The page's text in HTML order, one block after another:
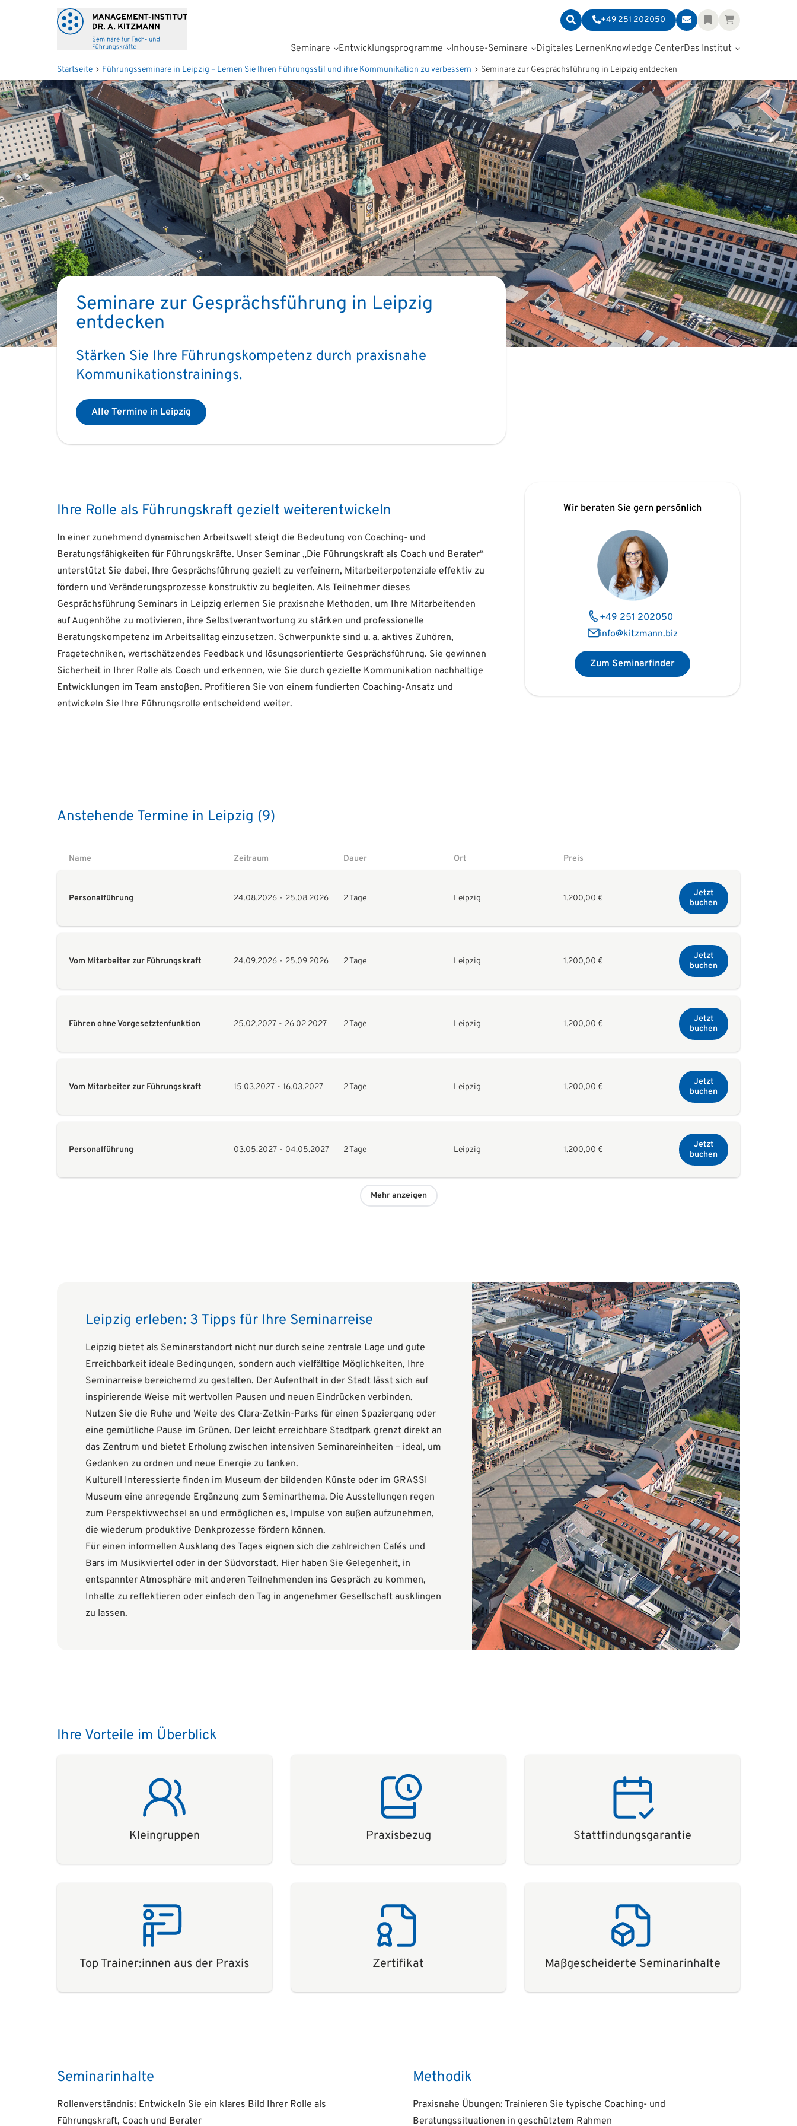
+49 251 202050
Seminare Entwicklungsprogramme Inhouse-Seminare Digitales LernenKnowledge CenterDas Institut
Startseite Führungsseminare in Leipzig – Lernen Sie Ihren Führungsstil und ihre Kommunikation zu verbessern Seminare zur Gesprächsführung in Leipzig entdecken
Seminare zur Gesprächsführung in Leipzig
entdecken
Stärken Sie Ihre Führungskompetenz durch praxisnahe
Kommunikationstrainings.
Alle Termine in Leipzig
Ihre Rolle als Führungskraft gezielt weiterentwickeln
In einer zunehmend dynamischen Arbeitswelt steigt die Bedeutung von Coaching- und
Beratungsfähigkeiten für Führungskräfte. Unser Seminar „Die Führungskraft als Coach und Berater“
unterstützt Sie dabei, Ihre Gesprächsführung gezielt zu verfeinern, Mitarbeiterpotenziale effektiv zu
fördern und Veränderungsprozesse konstruktiv zu begleiten. Als Teilnehmer dieses
Gesprächsführung Seminars in Leipzig erlernen Sie praxisnahe Methoden, um Ihre Mitarbeitenden
auf Augenhöhe zu motivieren, ihre Selbstverantwortung zu stärken und professionelle
Beratungskompetenz im Arbeitsalltag einzusetzen. Schwerpunkte sind u. a. aktives Zuhören,
Fragetechniken, wertschätzendes Feedback und lösungsorientierte Gesprächsführung. Sie gewinnen
Sicherheit in Ihrer Rolle als Coach und erkennen, wie Sie durch gezielte Kommunikation nachhaltige
Entwicklungen im Team anstoßen. Profitieren Sie von einem fundierten Coaching-Ansatz und
entwickeln Sie Ihre Führungsrolle entscheidend weiter.
Wir beraten Sie gern persönlich
+49 251 202050
info@kitzmann.biz
Zum Seminarfinder
Anstehende Termine in Leipzig (9)
Name Zeitraum Dauer Ort Preis
Personalführung 24.08.2026 - 25.08.2026 2 Tage Leipzig 1.200,00 €
Jetzt
buchen
Vom Mitarbeiter zur Führungskraft 24.09.2026 - 25.09.2026 2 Tage Leipzig 1.200,00 €
Jetzt
buchen
Führen ohne Vorgesetztenfunktion 25.02.2027 - 26.02.2027 2 Tage Leipzig 1.200,00 €
Jetzt
buchen
Vom Mitarbeiter zur Führungskraft 15.03.2027 - 16.03.2027 2 Tage Leipzig 1.200,00 €
Jetzt
buchen
Personalführung 03.05.2027 - 04.05.2027 2 Tage Leipzig 1.200,00 €
Jetzt
buchen
Mehr anzeigen
Leipzig erleben: 3 Tipps für Ihre Seminarreise
Leipzig bietet als Seminarstandort nicht nur durch seine zentrale Lage und gute
Erreichbarkeit ideale Bedingungen, sondern auch vielfältige Möglichkeiten, Ihre
Seminarreise bereichernd zu gestalten. Der Aufenthalt in der Stadt lässt sich auf
inspirierende Weise mit wertvollen Pausen und neuen Eindrücken verbinden.
Nutzen Sie die Ruhe und Weite des Clara-Zetkin-Parks für einen Spaziergang oder
eine gemütliche Pause im Grünen. Der leicht erreichbare Stadtpark grenzt direkt an
das Zentrum und bietet Erholung zwischen intensiven Seminareinheiten – ideal, um
Gedanken zu ordnen und neue Energie zu tanken.
Kulturell Interessierte finden im Museum der bildenden Künste oder im GRASSI
Museum eine anregende Ergänzung zum Seminarthema. Die Ausstellungen regen
zum Perspektivwechsel an und ermöglichen es, Impulse von außen aufzunehmen,
die wiederum produktive Denkprozesse fördern können.
Für einen informellen Ausklang des Tages eignen sich die zahlreichen Cafés und
Bars im Musikviertel oder in der Südvorstadt. Hier haben Sie Gelegenheit, in
entspannter Atmosphäre mit anderen Teilnehmenden ins Gespräch zu kommen,
Inhalte zu reflektieren oder einfach den Tag in angenehmer Gesellschaft ausklingen
zu lassen.
Ihre Vorteile im Überblick
Kleingruppen Praxisbezug Stattfindungsgarantie
Top Trainer:innen aus der Praxis Zertifikat Maßgescheiderte Seminarinhalte
Seminarinhalte
Rollenverständnis: Entwickeln Sie ein klares Bild Ihrer Rolle als
Führungskraft, Coach und Berater
Methodik
Praxisnahe Übungen: Trainieren Sie typische Coaching- und
Beratungssituationen in geschütztem Rahmen